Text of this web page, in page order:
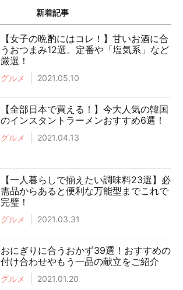
新着記事
【女子の晩酌にはコレ！】甘いお酒に合
うおつまみ12選。定番や「塩気系」など
厳選！
グルメ 2021.05.10
【全部日本で買える！】今大人気の韓国
のインスタントラーメンおすすめ6選！
グルメ 2021.04.13
【一人暮らしで揃えたい調味料23選】必
需品からあると便利な万能型までこれで
完璧！
グルメ 2021.03.31
おにぎりに合うおかず39選！おすすめの
付け合わせやもう一品の献立をご紹介
グルメ 2021.01.20